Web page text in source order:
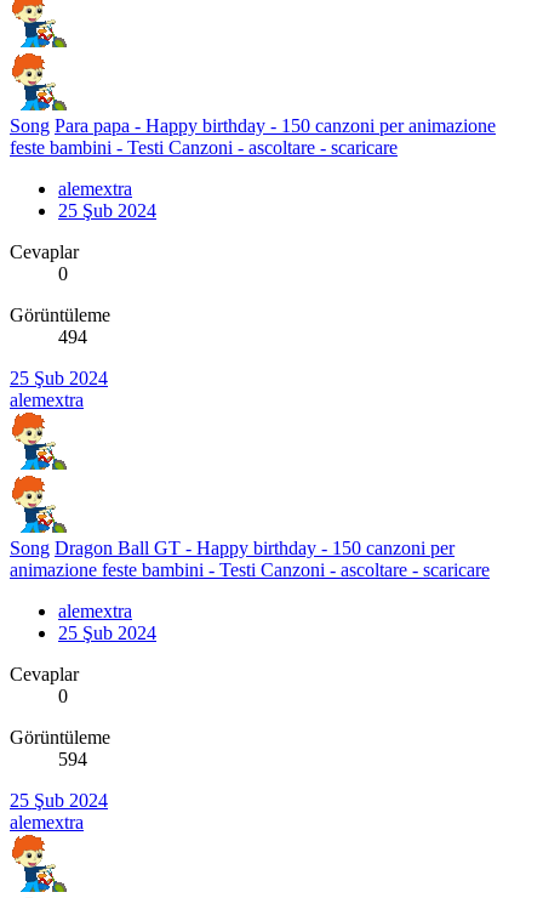
Song Para papa - Happy birthday - 150 canzoni per animazione
feste bambini - Testi Canzoni - ascoltare - scaricare
alemextra
25 Şub 2024
Cevaplar
0
Görüntüleme
494
25 Şub 2024
alemextra
Song Dragon Ball GT - Happy birthday - 150 canzoni per
animazione feste bambini - Testi Canzoni - ascoltare - scaricare
alemextra
25 Şub 2024
Cevaplar
0
Görüntüleme
594
25 Şub 2024
alemextra